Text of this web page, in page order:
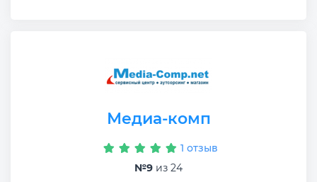
Медиа-комп
1 отзыв
№9 из 24